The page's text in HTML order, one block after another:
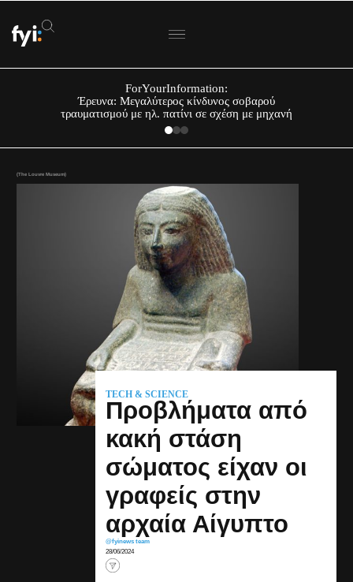
ForYourInformation:
Έρευνα: Μεγαλύτερος κίνδυνος σοβαρού
τραυματισμού με ηλ. πατίνι σε σχέση με μηχανή
(The Louvre Museum)
TECH & SCIENCE
Προβλήματα από
κακή στάση
σώματος είχαν οι
γραφείς στην
αρχαία Αίγυπτο
@fyinews team
28/06/2024